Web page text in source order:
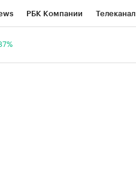
РБК Компании Телеканал